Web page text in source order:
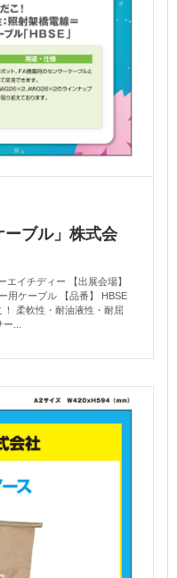
ーブル」株式会
エイチディー 【出展会場】
用ケーブル 【品番】 HBSE
！ 柔軟性・耐油液性・耐屈
...